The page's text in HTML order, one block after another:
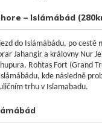
– Islámábád
do Islámábádu, po cestě
Jahangir a královny Nur
Rohtas Fort (Grand
kde následně
trhu v Islamabadu.